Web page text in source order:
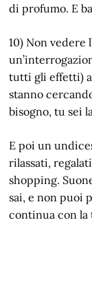
di profumo. E
10) Non vedere
tutti gli effetti)
stanno
bisogno, tu sei
E poi un
rilassati,
shopping.
sai, e non puoi
continua con la